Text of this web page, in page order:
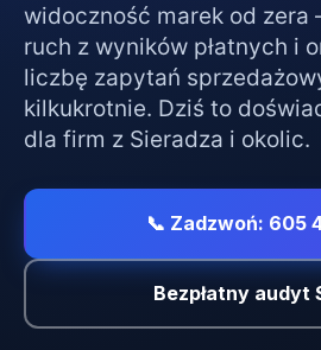
widoczność marek od
ruch z wyników płatnych i
liczbę zapytań
kilkukrotnie. Dziś to
dla firm z Sieradza i okolic.
📞 Zadzwoń: 605
Bezpłatny audyt